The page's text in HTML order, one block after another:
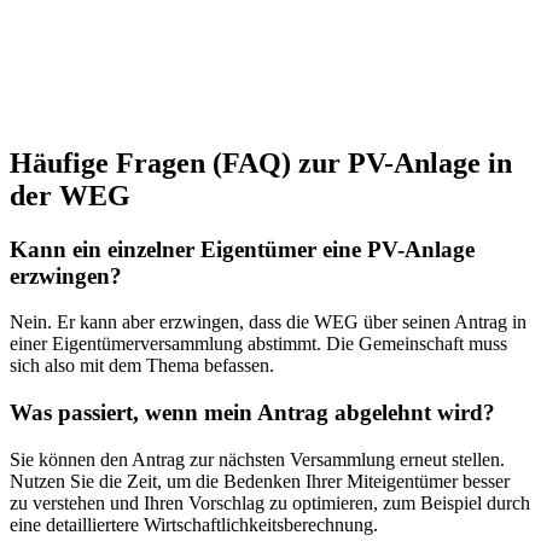
Häufige Fragen (FAQ) zur PV-Anlage in
der WEG
Kann ein einzelner Eigentümer eine PV-Anlage
erzwingen?
Nein. Er kann aber erzwingen, dass die WEG über seinen Antrag in
einer Eigentümerversammlung abstimmt. Die Gemeinschaft muss
sich also mit dem Thema befassen.
Was passiert, wenn mein Antrag abgelehnt wird?
Sie können den Antrag zur nächsten Versammlung erneut stellen.
Nutzen Sie die Zeit, um die Bedenken Ihrer Miteigentümer besser
zu verstehen und Ihren Vorschlag zu optimieren, zum Beispiel durch
eine detailliertere Wirtschaftlichkeitsberechnung.